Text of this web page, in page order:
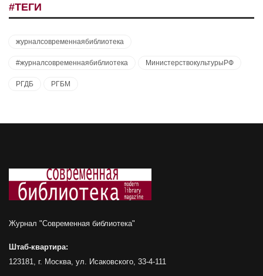
#ТЕГИ
журналсовременнаябиблиотека
#журналсовременнаябиблиотека МинистерствокультурыРФ
РГДБ РГБМ
Журнал "Современная библиотека"
Штаб-квартира:
123181, г. Москва, ул. Исаковского, 33-4-111